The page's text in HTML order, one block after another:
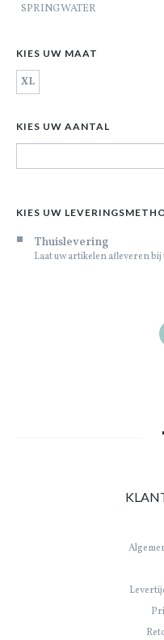
SPRINGWATER
KIES UW MAAT
XL
KIES UW AANTAL
KIES UW
Thuislevering
Laat uw artikelen afleveren bij